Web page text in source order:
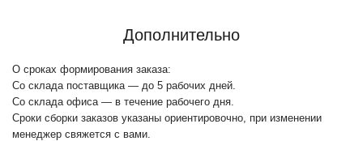
Дополнительно
О сроках формирования заказа:
Со склада поставщика — до 5 рабочих дней.
Со склада офиса — в течение рабочего дня.
Сроки сборки заказов указаны ориентировочно, при изменении
менеджер свяжется с вами.